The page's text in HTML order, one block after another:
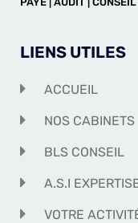
LIENS UTILES
ACCUEIL
NOS CABINETS
BLS CONSEIL
A.S.I
VOTRE